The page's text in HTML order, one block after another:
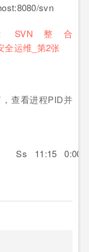
svn
查看进程PID并
Ss 11:15 0:00